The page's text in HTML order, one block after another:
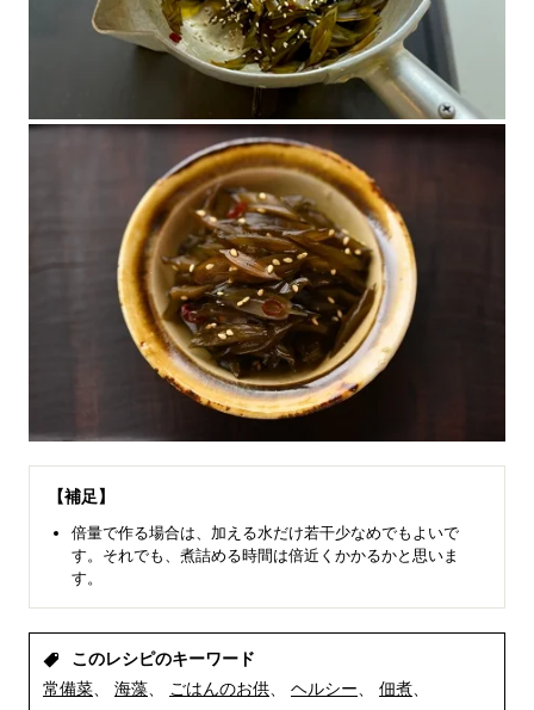
【補足】
倍量で作る場合は、加える水だけ若干少なめでもよいで
す。それでも、煮詰める時間は倍近くかかるかと思いま
す。
このレシピのキーワード
常備菜
海藻 ごはんのお供 ヘルシー 佃煮